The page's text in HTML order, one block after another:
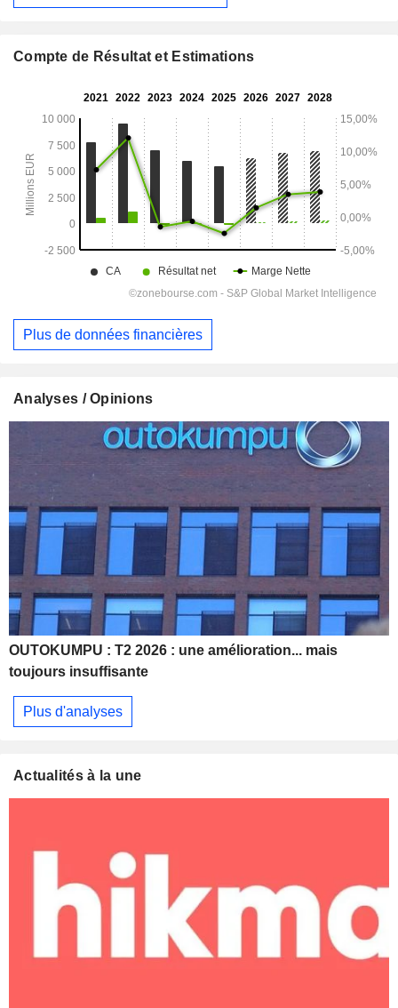
Compte de Résultat et Estimations
Plus de données financières
Analyses / Opinions
OUTOKUMPU : T2 2026 : une amélioration... mais
toujours insuffisante
Plus d'analyses
Actualités à la une